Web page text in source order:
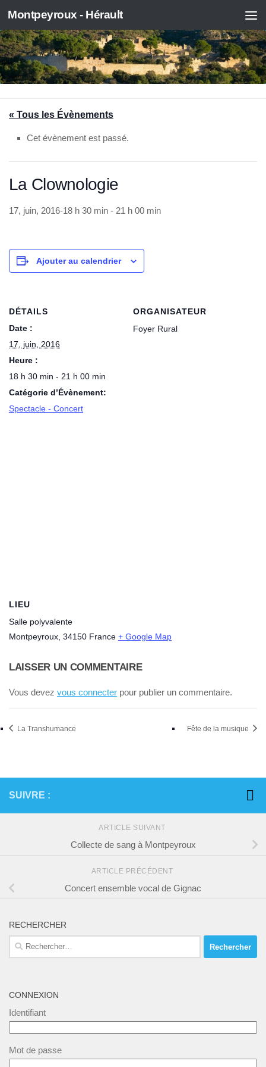
Skip to content
Montpeyroux - Hérault
« Tous les Évènements
Cet évènement est passé.
La Clownologie
17, juin, 2016-18 h 30 min - 21 h 00 min
Ajouter au calendrier
DÉTAILS
Date :
17, juin, 2016
Heure :
18 h 30 min - 21 h 00 min
Catégorie d’Évènement:
Spectacle - Concert
ORGANISATEUR
Foyer Rural
LIEU
Salle polyvalente
Montpeyroux 34150 France + Google Map
LAISSER UN COMMENTAIRE
Vous devez vous connecter pour publier un commentaire.
La Transhumance Fête de la musique
SUIVRE :
ARTICLE SUIVANT
Collecte de sang à Montpeyroux
ARTICLE PRÉCÉDENT
Concert ensemble vocal de Gignac
RECHERCHER
Rechercher :
CONNEXION
Identifiant
Mot de passe